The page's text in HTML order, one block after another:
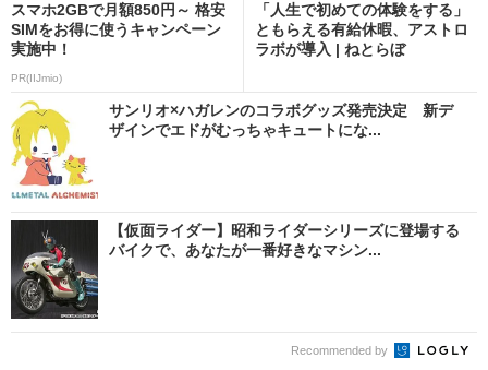
スマホ2GBで月額850円～ 格安
SIMをお得に使うキャンペーン
実施中！
PR(IIJmio)
「人生で初めての体験をする」
ともらえる有給休暇、アストロ
ラボが導入 | ねとらぼ
サンリオ×ハガレンのコラボグッズ発売決定 新デ
ザインでエドがむっちゃキュートにな...
【仮面ライダー】昭和ライダーシリーズに登場する
バイクで、あなたが一番好きなマシン...
Recommended by